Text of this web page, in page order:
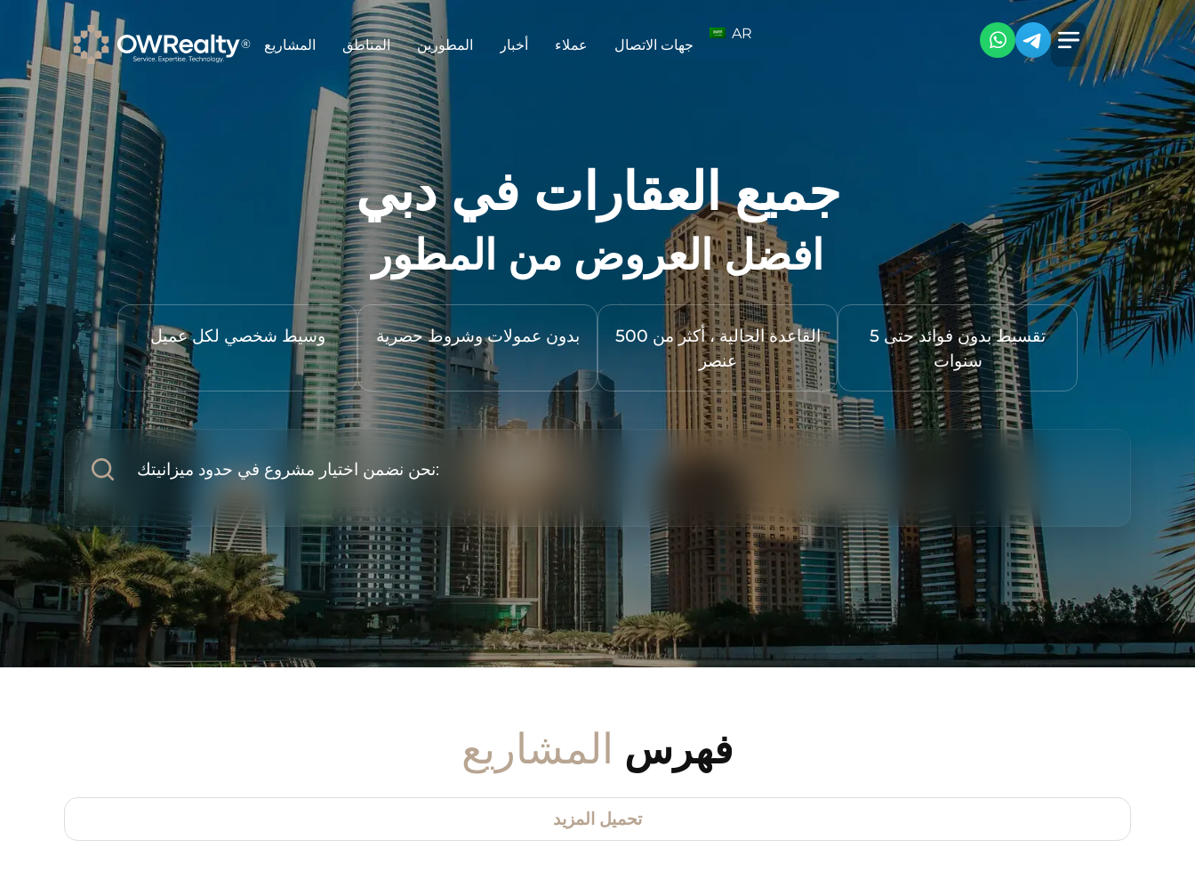
المشاريع المناطق المطورين أخبار عملاء جهات الاتصال
AR
جميع العقارات في دبي
افضل العروض من المطور
وسيط شخصي لكل عميل بدون عمولات وشروط حصرية
القاعدة الحالية ، أكثر من 500
عنصر
تقسيط بدون فوائد حتى 5
سنوات
نحن نضمن اختيار مشروع في حدود ميزانيتك:
فهرس المشاريع
تحميل المزيد